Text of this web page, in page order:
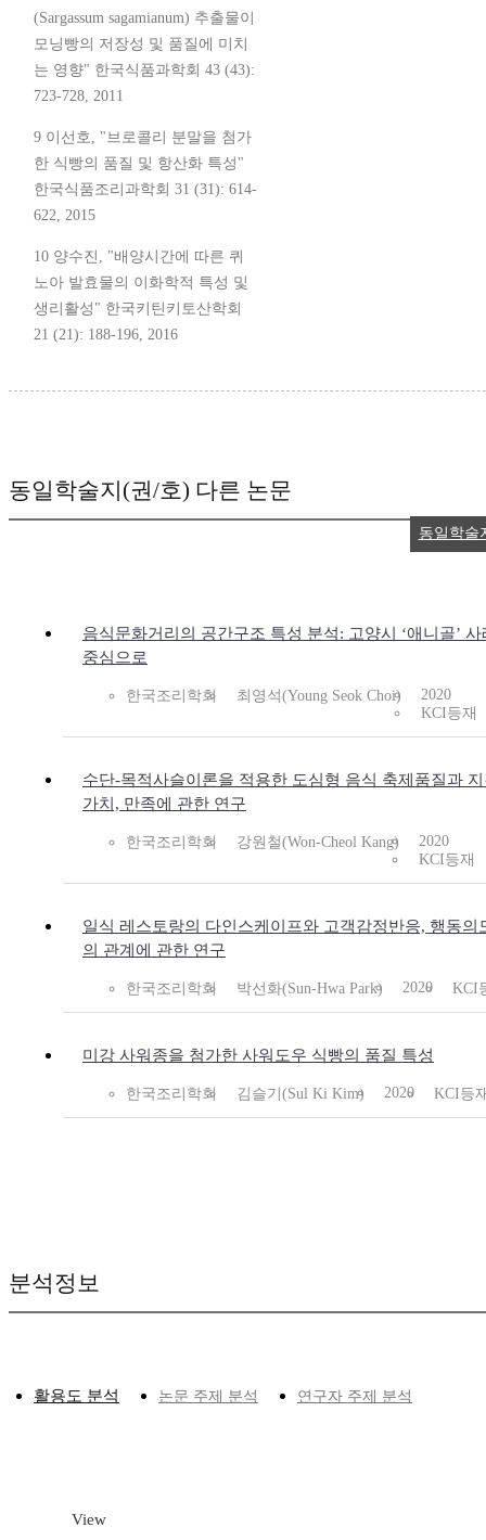
(Sargassum sagamianum) 추출물이
모닝빵의 저장성 및 품질에 미치
는 영향" 한국식품과학회 43 (43):
723-728, 2011
9 이선호, "브로콜리 분말을 첨가
한 식빵의 품질 및 항산화 특성"
한국식품조리과학회 31 (31): 614-
622, 2015
10 양수진, "배양시간에 따른 퀴
노아 발효물의 이화학적 특성 및
생리활성" 한국키틴키토산학회
21 (21): 188-196, 2016
동일학술지(권/호) 다른 논문
음식문화거리의 공간구조 특성 분석: 고양시 ‘애니골’ 사
중심으로
한국조리학회 최영석(Young Seok Choi)
2020
KCI등재
수단-목적사슬이론을 적용한 도심형 음식 축제품질과
가치, 만족에 관한 연구
한국조리학회 강원철(Won-Cheol Kang)
2020
KCI등재
일식 레스토랑의 다인스케이프와 고객감정반응, 행동의
의 관계에 관한 연구
한국조리학회 박선화(Sun-Hwa Park) 2020 KCI
미강 사워종을 첨가한 사워도우 식빵의 품질 특성
한국조리학회 김슬기(Sul Ki Kim) 2020 KCI등
동일학술
분석정보
활용도 분석 논문 주제 분석 연구자 주제 분석
View